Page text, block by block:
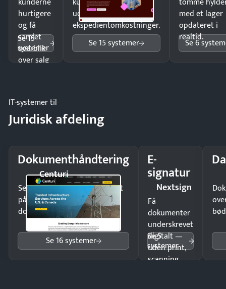
hurtigere
og få
samlet
overblik
over salg
Se 15
systemer
uden
ekspedientomkostninger.
Se 15 systemer
med et lager
opdateret i
realtid.
Se 6
IT-systemer til
Juridisk afdeling
Dokumenthåndtering
Centuri
Send kontrakter til underskrift
på minutter og mist ingen
dokumenter.
Se 16 systemer
E-
signatur
Nextsign
Få
dokumenter
underskrevet
digitalt —
uden print,
scanning
Se 5
systemer